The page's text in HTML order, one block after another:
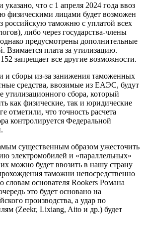
что с 1 апреля 2024 года ввоз
физическими лицами будет возможен
российскую таможню с уплатой всех
либо через государства-члены
предусмотрены дополнительные
Взимается плата за утилизацию.
запрещает все другие возможности.
и сборы из-за занижения таможенных
средства, ввозимые из ЕАЭС, будут
утилизационного сбора, который
как физические, так и юридические
отметили, что точность расчета
контролируется Федеральной
существенным образом ужесточить
электромобилей и «параллельных»
можно будет ввозить в нашу страну
таможни непосредственно
основателя Rookers Романа
это будет основано на
производства, а удар по
(Zeekr, Lixiang, Aito и др.) будет